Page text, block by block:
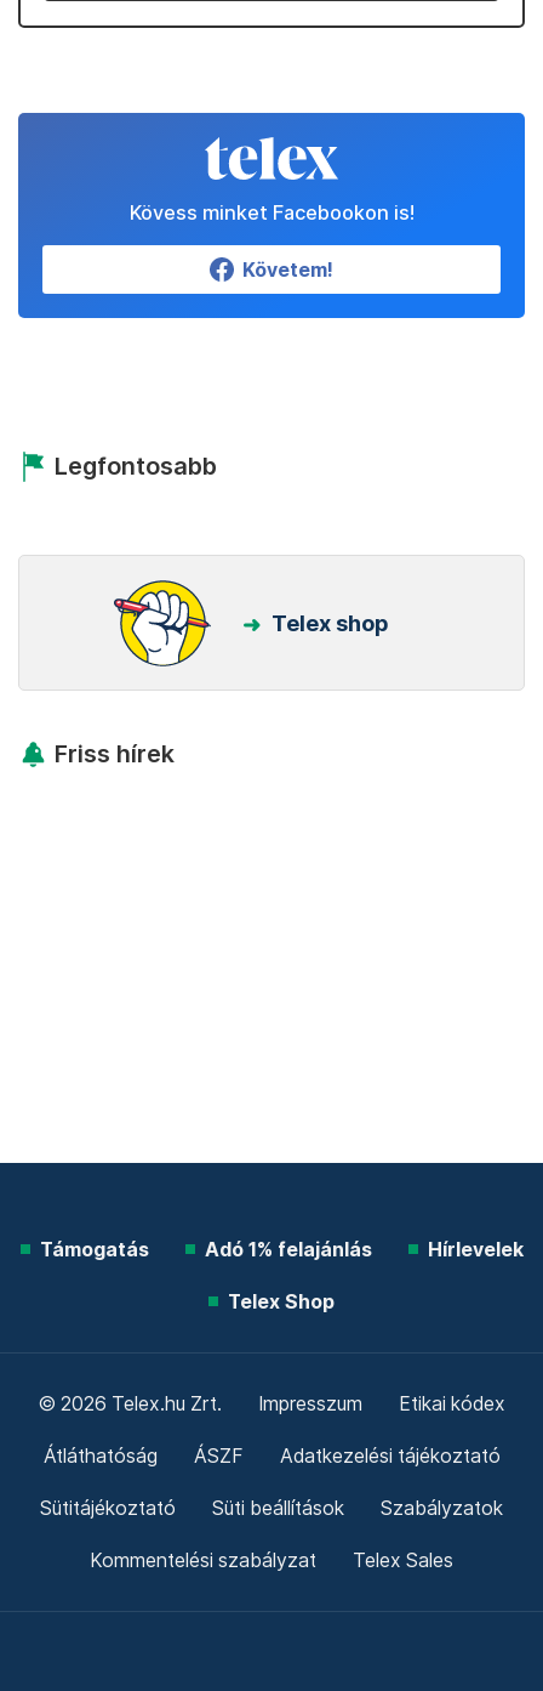
Kövess minket Facebookon is!
Követem!
Legfontosabb
Telex shop
Friss hírek
Támogatás Adó 1% felajánlás Hírlevelek
Telex Shop
© 2026 Telex.hu Zrt. Impresszum Etikai kódex
Átláthatóság ÁSZF Adatkezelési tájékoztató
Sütitájékoztató Süti beállítások Szabályzatok
Kommentelési szabályzat Telex Sales